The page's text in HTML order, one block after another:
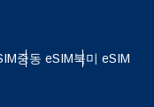
중동 eSIM북미 eSIM